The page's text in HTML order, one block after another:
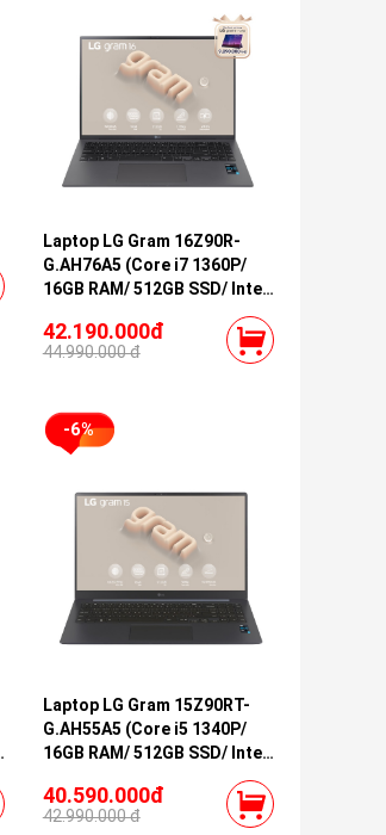
Laptop LG Gram 16Z90R-
G.AH76A5 (Core i7 1360P/
16GB RAM/ 512GB SSD/ Intel
Iris Xe Graphics/ 16.0inch
WQXGA/ Windows 11 Home/
Black/ Model 2023)
42.190.000đ
44.990.000 đ
-6%
Laptop LG Gram 15Z90RT-
G.AH55A5 (Core i5 1340P/
16GB RAM/ 512GB SSD/ Intel
Iris Xe Graphics/ 15.6inch
Full HD/ Windows 11 Home/
Blue/ Model 2023)
40.590.000đ
42.990.000 đ